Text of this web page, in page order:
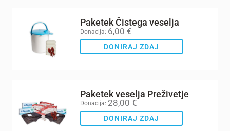
Paketek Čistega veselja
Donacija: 6,00 €
DONIRAJ ZDAJ
Paketek veselja Preživetje
Donacija: 28,00 €
DONIRAJ ZDAJ